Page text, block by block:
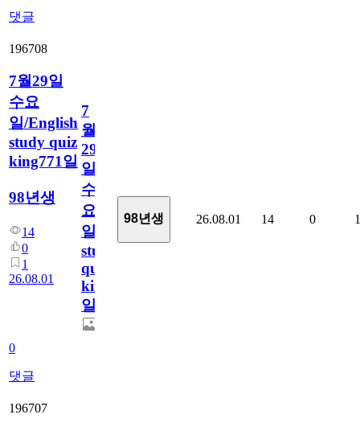
댓글
196708
7월29일
수요
일/English
study quiz
king771일
98년생
14
0
1
26.08.01
0
댓글
7
월
29
일
수
요
일/English
study
quiz
king771
일
98년생 26.08.01 14 0 1
196707